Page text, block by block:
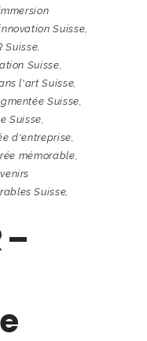
Suisse,
Suisse,
Suisse,
l'art Suisse,
Suisse,
Suisse,
d'entreprise,
mémorable,
Suisse,
–